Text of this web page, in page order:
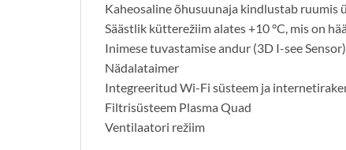
Kaheosaline õhusuunaja kindlustab ruumis
Säästlik kütterežiim alates +10 °C, mis on
Inimese tuvastamise andur (3D I-see Sensor)
Nädalataimer
Integreeritud Wi-Fi süsteem ja
Filtrisüsteem Plasma Quad
Ventilaatori režiim